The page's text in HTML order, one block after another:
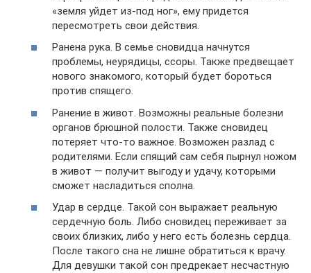
«земля уйдет из-под ног», ему придется
пересмотреть свои действия.
Ранена рука. В семье сновидца начнутся
проблемы, неурядицы, ссоры. Также предвещает
нового знакомого, который будет бороться
против спящего.
Ранение в живот. Возможны реальные болезни
органов брюшной полости. Также сновидец
потеряет что-то важное. Возможен разлад с
родителями. Если спящий сам себя пырнул ножом
в живот — получит выгоду и удачу, которыми
сможет насладиться сполна.
Удар в сердце. Такой сон выражает реальную
сердечную боль. Либо сновидец переживает за
своих близких, либо у него есть болезнь сердца.
После такого сна не лишне обратиться к врачу.
Для девушки такой сон предрекает несчастную